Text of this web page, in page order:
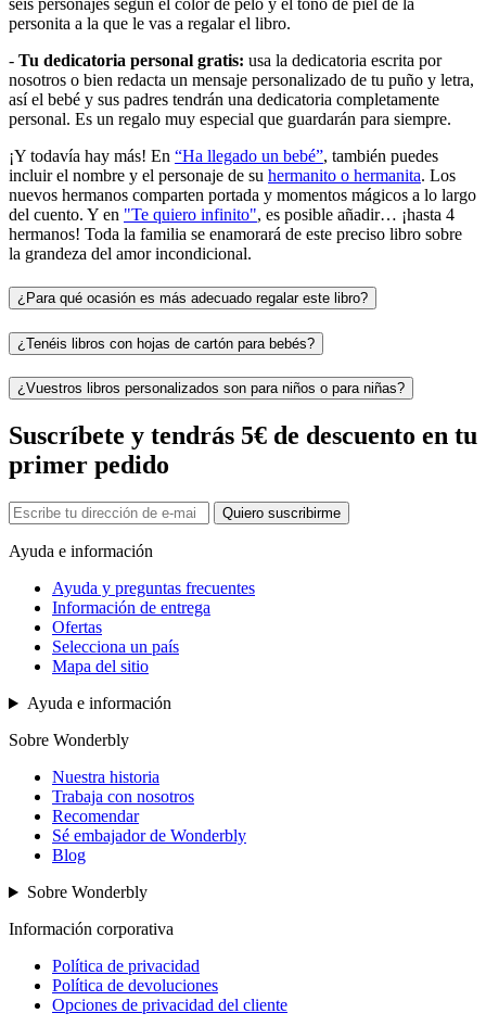
seis personajes según el color de pelo y el tono de piel de la
personita a la que le vas a regalar el libro.
- Tu dedicatoria personal gratis: usa la dedicatoria escrita por
nosotros o bien redacta un mensaje personalizado de tu puño y letra,
así el bebé y sus padres tendrán una dedicatoria completamente
personal. Es un regalo muy especial que guardarán para siempre.
¡Y todavía hay más! En “Ha llegado un bebé”, también puedes
incluir el nombre y el personaje de su hermanito o hermanita. Los
nuevos hermanos comparten portada y momentos mágicos a lo largo
del cuento. Y en "Te quiero infinito", es posible añadir… ¡hasta 4
hermanos! Toda la familia se enamorará de este preciso libro sobre
la grandeza del amor incondicional.
¿Para qué ocasión es más adecuado regalar este libro?
¿Tenéis libros con hojas de cartón para bebés?
¿Vuestros libros personalizados son para niños o para niñas?
Suscríbete y tendrás 5€ de descuento en tu
primer pedido
Quiero suscribirme
Ayuda e información
Ayuda y preguntas frecuentes
Información de entrega
Ofertas
Selecciona un país
Mapa del sitio
Ayuda e información
Sobre Wonderbly
Nuestra historia
Trabaja con nosotros
Recomendar
Sé embajador de Wonderbly
Blog
Sobre Wonderbly
Información corporativa
Política de privacidad
Política de devoluciones
Opciones de privacidad del cliente